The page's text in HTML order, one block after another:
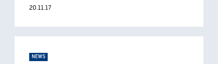
20.11.17
NEWS